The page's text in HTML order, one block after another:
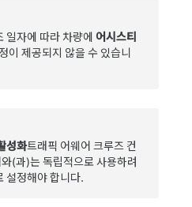
일자에 따라 차량에 어시스티
이 제공되지 않을 수 있습니
성화트래픽 어웨어 크루즈 컨
와(과)는 독립적으로 사용하려
설정해야 합니다.